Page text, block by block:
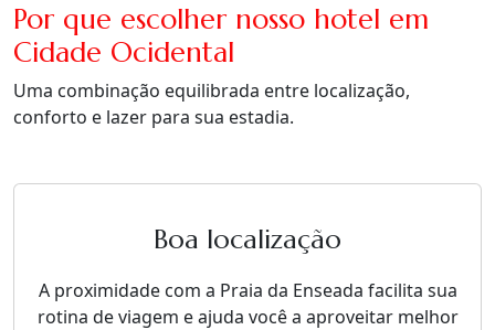
Por que escolher nosso hotel em
Cidade Ocidental
Uma combinação equilibrada entre localização,
conforto e lazer para sua estadia.
Boa localização
A proximidade com a Praia da Enseada facilita sua
rotina de viagem e ajuda você a aproveitar melhor